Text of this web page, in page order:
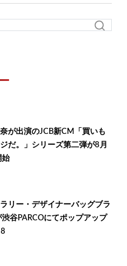
が出演のJCB新CM「買いも
だ。」シリーズ第二弾が8月
始
リー・デザイナーバッグブラ
谷PARCOにてポップアップ